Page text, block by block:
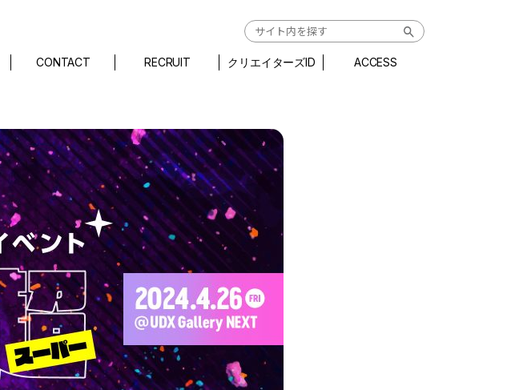
CONTACT RECRUIT クリエイターズID ACCESS